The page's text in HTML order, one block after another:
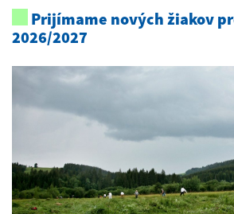
Prijímame nových žiakov
2026/2027